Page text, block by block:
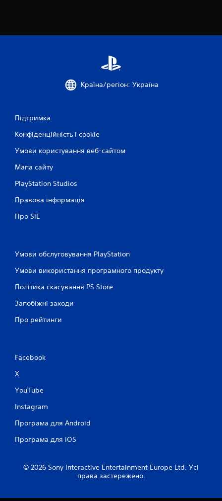
Країна/регіон: Україна
Підтримка
Конфіденційність і cookie
Умови користування веб-сайтом
Мапа сайту
PlayStation Studios
Правова інформація
Про SIE
Умови обслуговування PlayStation
Умови використання програмного продукту
Політика скасування PS Store
Запобіжні заходи
Про рейтинги
Facebook
X
YouTube
Instagram
Програма для Android
Програма для iOS
© 2026 Sony Interactive Entertainment Europe Ltd. Усі
права застережено.